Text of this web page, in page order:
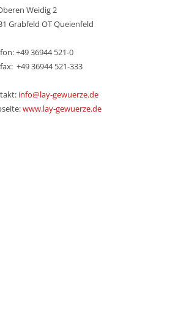
Weidig 2
Grabfeld OT Queienfeld
+49 36944 521-0
+49 36944 521-333
info@lay-gewuerze.de
www.lay-gewuerze.de